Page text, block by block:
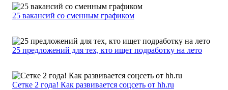
25 вакансий со сменным графиком
25 предложений для тех, кто ищет подработку на лето
Сетке 2 года! Как развивается соцсеть от hh.ru